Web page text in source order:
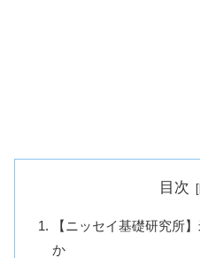
目次
【ニッセイ基礎研究所
か